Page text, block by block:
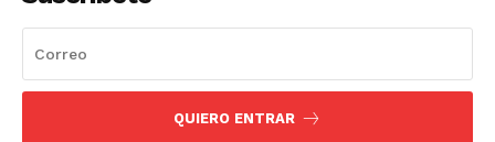
QUIERO ENTRAR